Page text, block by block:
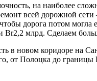
на наиболее
всей дорожной
дорога потом могла
Br2,2 млрд. Сделаем
в новом коридоре на
Полоцка до границы